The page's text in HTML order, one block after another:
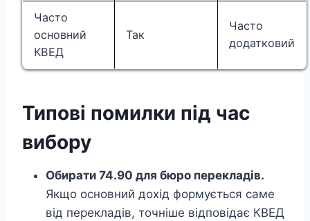
Часто
основний
КВЕД
Так
Часто
додатковий
Типові помилки під час
вибору
Обирати 74.90 для бюро перекладів.
Якщо основний дохід формується саме
від перекладів, точніше відповідає КВЕД